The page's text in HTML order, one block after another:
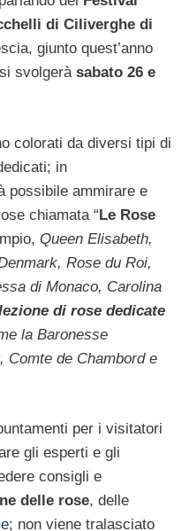
di Ciliverghe di
giunto quest’anno
svolgerà sabato 26 e
colorati da diversi tipi di
in
possibile ammirare e
chiamata “Le Rose
Queen Elisabeth,
Rose du Roi,
di Monaco, Carolina
di rose dedicate
la Baronesse
Comte de Chambord e
per i visitatori
gli esperti e gli
consigli e
delle rose, delle
; non viene tralasciato